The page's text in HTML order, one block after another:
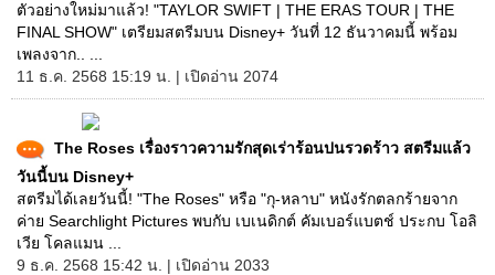
ตัวอย่างใหม่มาแล้ว! "TAYLOR SWIFT | THE ERAS TOUR | THE
FINAL SHOW" เตรียมสตรีมบน Disney+ วันที่ 12 ธันวาคมนี้ พร้อม
เพลงจาก.. ...
11 ธ.ค. 2568 15:19 น. | เปิดอ่าน 2074
The Roses เรื่องราวความรักสุดเร่าร้อนปนรวดร้าว สตรีมแล้ว
วันนี้บน Disney+
สตรีมได้เลยวันนี้! "The Roses" หรือ "กุ-หลาบ" หนังรักตลกร้ายจาก
ค่าย Searchlight Pictures พบกับ เบเนดิกต์ คัมเบอร์แบตช์ ประกบ โอลิ
เวีย โคลแมน ...
9 ธ.ค. 2568 15:42 น. | เปิดอ่าน 2033